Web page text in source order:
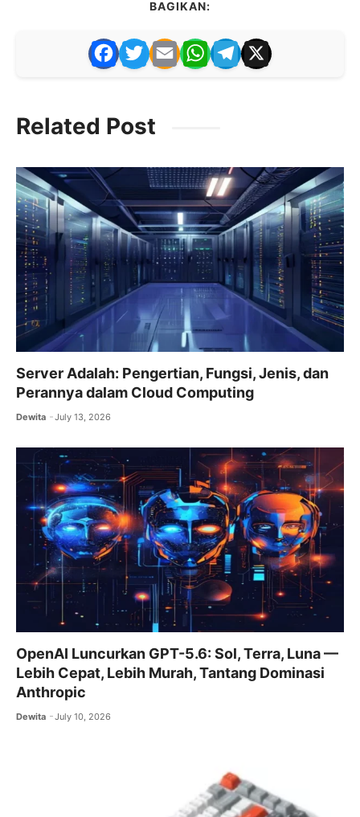
BAGIKAN:
F
a
e
o
o
k
T
w
er
E
m
l
W
h
p
p
T
el
m
X
Related Post
Server Adalah: Pengertian, Fungsi, Jenis, dan
Perannya dalam Cloud Computing
Dewita July 13, 2026
OpenAI Luncurkan GPT-5.6: Sol, Terra, Luna —
Lebih Cepat, Lebih Murah, Tantang Dominasi
Anthropic
Dewita July 10, 2026